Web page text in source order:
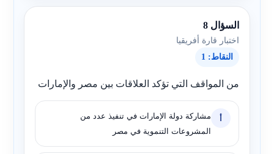
السؤال 8
اختبار قارة أفريقيا
النقاط: 1
من المواقف التي تؤكد العلاقات بين مصر والإمارات
أ
مشاركة دولة الإمارات في تنفيذ عدد من
المشروعات التنموية في مصر